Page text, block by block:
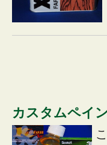
カスタムペイ